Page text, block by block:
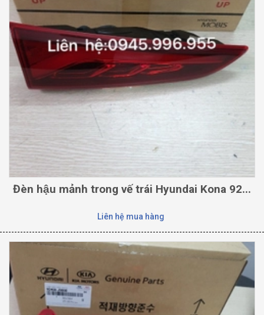
Đèn hậu mảnh trong vế trái Hyundai Kona 92...
Liên hệ mua hàng